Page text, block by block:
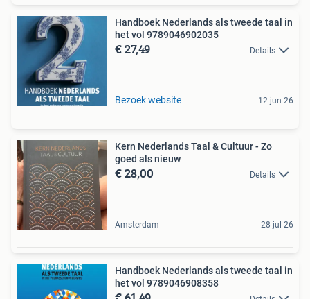
Handboek Nederlands als tweede taal in
het vol 9789046902035
€ 27,49 Details
Bezoek website 12 jun 26
Kern Nederlands Taal & Cultuur - Zo
goed als nieuw
€ 28,00 Details
Amsterdam 28 jul 26
Handboek Nederlands als tweede taal in
het vol 9789046908358